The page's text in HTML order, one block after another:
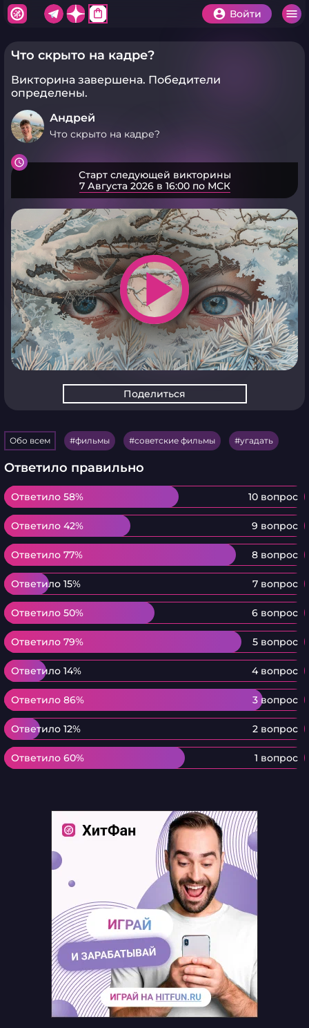
shopping_bag Войти
Что скрыто на кадре?
Викторина завершена. Победители
определены.
Андрей
Что скрыто на кадре?
Старт следующей викторины
7 Августа 2026 в 16:00 по МСК
play_arrow
Поделиться
Обо всем фильмы советские фильмы угадать
Ответило правильно
Ответило 58% 10 вопрос
Ответило 58%
Ответило 42% 9 вопрос
Ответило 42%
Ответило 77% 8 вопрос
Ответило 77%
Ответило 15% 7 вопрос
Ответило 15%
Ответило 50% 6 вопрос
Ответило 50%
Ответило 79% 5 вопрос
Ответило 79%
Ответило 14% 4 вопрос
Ответило 14%
Ответило 86% 3 вопрос
Ответило 86%
Ответило 12% 2 вопрос
Ответило 12%
Ответило 60% 1 вопрос
Ответило 60%